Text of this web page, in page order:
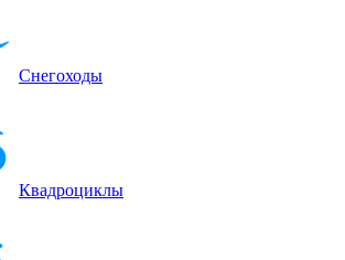
Снегоходы
Квадроциклы